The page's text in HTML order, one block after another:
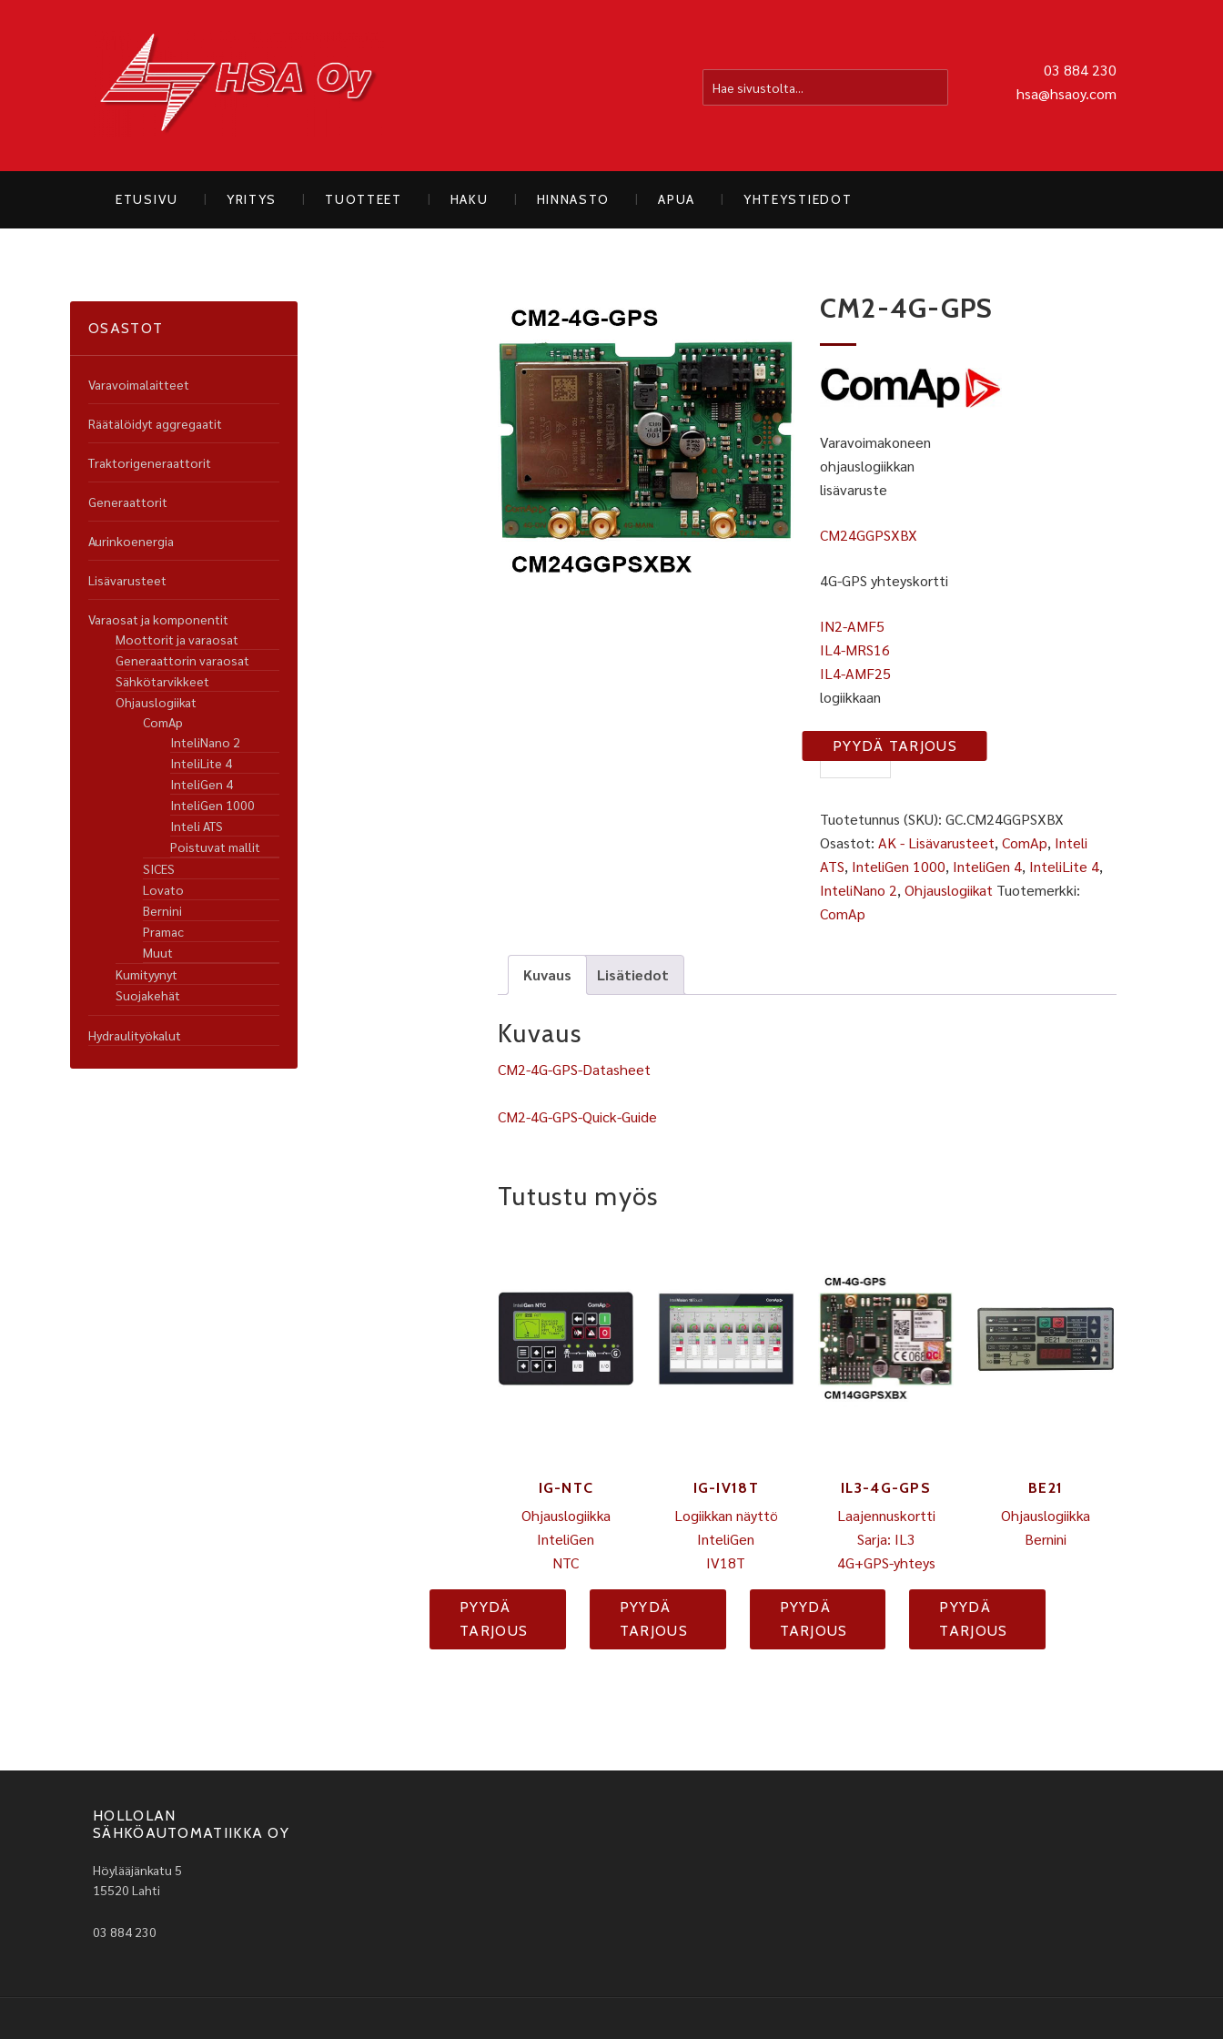
03 884 230
hsa@hsaoy.com
ETUSIVU YRITYS TUOTTEET HAKU HINNASTO APUA YHTEYSTIEDOT
CM2-4G-GPS
Varavoimakoneen
ohjauslogiikkan
lisävaruste
CM24GGPSXBX
4G-GPS yhteyskortti
IN2-AMF5
IL4-MRS16
IL4-AMF25
logiikkaan
CM2-
4G-
määrä
PYYDÄ TARJOUS
Tuotetunnus (SKU): GC.CM24GGPSXBX
Osastot: AK - Lisävarusteet, ComAp, Inteli
ATS, InteliGen 1000, InteliGen 4, InteliLite 4,
InteliNano 2, Ohjauslogiikat Tuotemerkki:
ComAp
Kuvaus Lisätiedot
Kuvaus
CM2-4G-GPS-Datasheet
CM2-4G-GPS-Quick-Guide
Tutustu myös
IG-NTC
Ohjauslogiikka
InteliGen
NTC
PYYDÄ
TARJOUS
IG-IV18T
Logiikkan näyttö
InteliGen
IV18T
PYYDÄ
TARJOUS
IL3-4G-GPS
Laajennuskortti
Sarja: IL3
4G+GPS-yhteys
PYYDÄ
TARJOUS
BE21
Ohjauslogiikka
Bernini
PYYDÄ
TARJOUS
OSASTOT
Varavoimalaitteet
Räätälöidyt aggregaatit
Traktorigeneraattorit
Generaattorit
Aurinkoenergia
Lisävarusteet
Varaosat ja komponentit
Moottorit ja varaosat
Generaattorin varaosat
Sähkötarvikkeet
Ohjauslogiikat
ComAp
InteliNano 2
InteliLite 4
InteliGen 4
InteliGen 1000
Inteli ATS
Poistuvat mallit
SICES
Lovato
Bernini
Pramac
Muut
Kumityynyt
Suojakehät
Hydraulityökalut
HOLLOLAN
SÄHKÖAUTOMATIIKKA OY
Höylääjänkatu 5
15520 Lahti
03 884 230